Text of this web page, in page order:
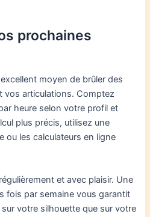
prochaines
moyen de brûler des
vos articulations. Comptez
heure selon votre profil et
plus précis, utilisez une
ou les calculateurs en ligne
et avec plaisir. Une
fois par semaine vous garantit
votre silhouette que sur votre